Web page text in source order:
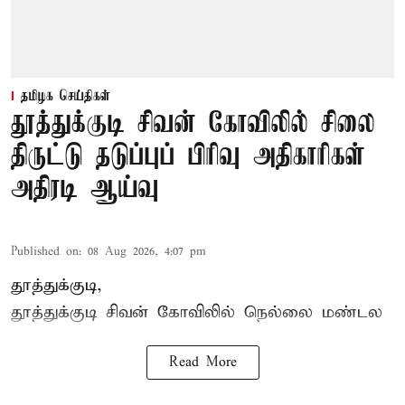
தமிழக செய்திகள்
தூத்துக்குடி சிவன் கோவிலில் சிலை
திருட்டு தடுப்புப் பிரிவு அதிகாரிகள்
அதிரடி ஆய்வு
Published on: 08 Aug 2026, 4:07 pm
தூத்துக்குடி,
தூத்துக்குடி சிவன் கோவிலில் நெல்லை மண்டல
Read More